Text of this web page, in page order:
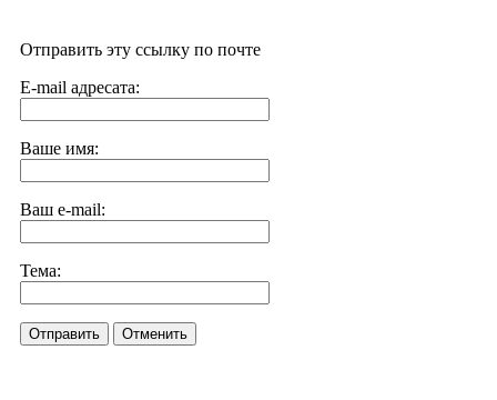
Отправить эту ссылку по почте
E-mail адресата:
Ваше имя:
Ваш e-mail:
Тема:
Отправить Отменить